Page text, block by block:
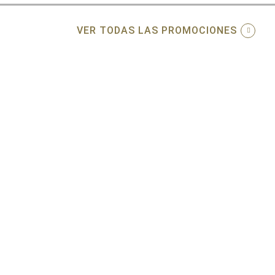
VER TODAS LAS PROMOCIONES